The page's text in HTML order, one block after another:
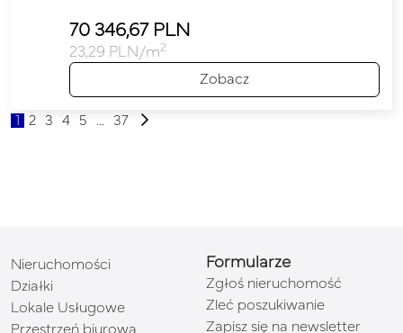
70 346,67 PLN
23,29 PLN/m2
Zobacz
1 2 3 4 5 ... 37
Nieruchomości
Działki
Lokale Usługowe
Przestrzeń biurowa
Formularze
Zgłoś nieruchomość
Zleć poszukiwanie
Zapisz się na newsletter